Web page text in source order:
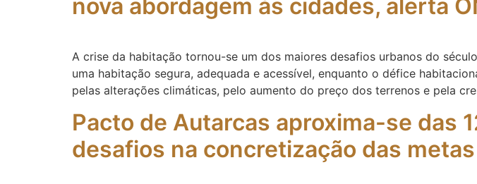
nova abordagem às cidades, alerta
A crise da habitação tornou-se um dos maiores desafios urbanos do
uma habitação segura, adequada e acessível, enquanto o défice
pelas alterações climáticas, pelo aumento do preço dos terrenos e pela
Pacto de Autarcas aproxima-se das
desafios na concretização das